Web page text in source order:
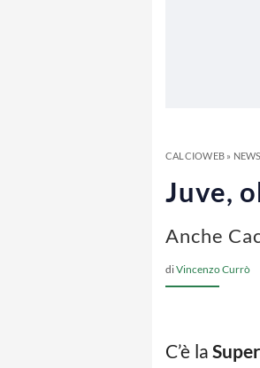
CALCIOWEB» NEWS
Juve,
Anche
diVincenzo Currò
C’è la